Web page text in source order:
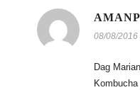
08/08/2016
Dag